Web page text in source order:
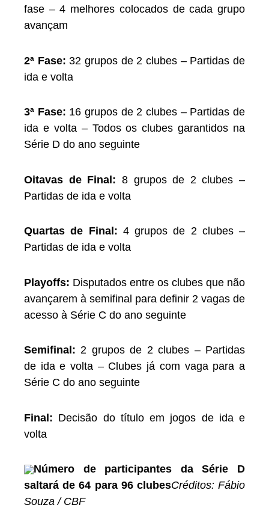
fase – 4 melhores colocados de cada grupo
avançam
2ª Fase:32 grupos de 2 clubes – Partidas de
ida e volta
3ª Fase: 16 grupos de 2 clubes – Partidas de
ida e volta – Todos os clubes garantidos na
Série D do ano seguinte
Oitavas de Final: 8 grupos de 2 clubes –
Partidas de ida e volta
Quartas de Final: 4 grupos de 2 clubes –
Partidas de ida e volta
Playoffs: Disputados entre os clubes que não
avançarem à semifinal para definir 2 vagas de
acesso à Série C do ano seguinte
Semifinal: 2 grupos de 2 clubes – Partidas
de ida e volta – Clubes já com vaga para a
Série C do ano seguinte
Final: Decisão do título em jogos de ida e
volta
Número de participantes da Série D
saltará de 64 para 96 clubesCréditos: Fábio
Souza / CBF